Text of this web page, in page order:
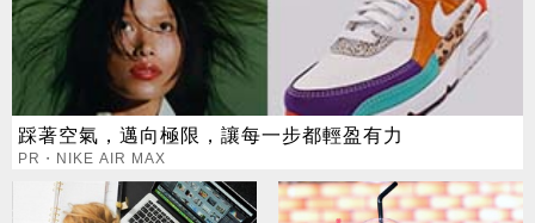
踩著空氣，邁向極限，讓每一步都輕盈有力
PR・NIKE AIR MAX